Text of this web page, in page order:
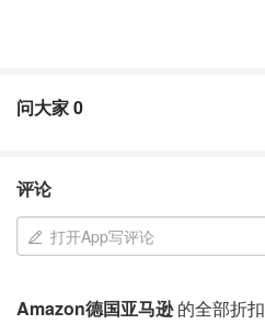
问大家0
评论
打开App写评论
Amazon德国亚马逊的全部折扣